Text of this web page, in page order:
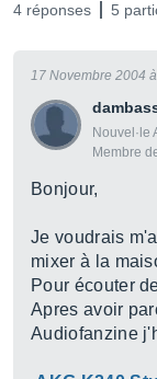
4 réponses 5
Nouvel·le
Membre
17 Novembre 2004
Bonjour,
Je voudrais
mixer à la
Pour écouter
Apres avoir
Audiofanzine